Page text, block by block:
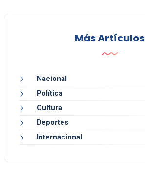
Más Artículos
Nacional
Política
Cultura
Deportes
Internacional